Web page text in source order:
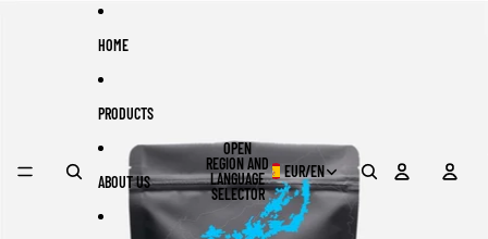
HOME
PRODUCTS
ABOUT US
OPEN
REGION AND
LANGUAGE
SELECTOR
EUR/EN